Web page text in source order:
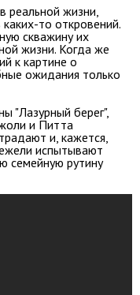
реальной жизни,
то откровений.
скважину их
жизни. Когда же
к картине о
ожидания только
"Лазурный берег",
и Питта
и, кажется,
испытывают
семейную рутину